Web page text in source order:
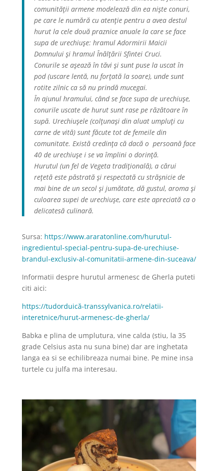
comunităţii armene modelează din ea nişte conuri,
pe care le numără cu atenţie pentru a avea destul
hurut la cele două praznice anuale la care se face
supa de urechiuşe: hramul Adormirii Maicii
Domnului şi hramul Înălţării Sfintei Cruci.
Conurile se aşează în tăvi şi sunt puse la uscat în
pod (uscare lentă, nu forţată la soare), unde sunt
rotite zilnic ca să nu prindă mucegai.
În ajunul hramului, când se face supa de urechiuşe,
conurile uscate de hurut sunt rase pe răzătoare în
supă. Urechiuşele (colţunaşi din aluat umpluţi cu
carne de vită) sunt făcute tot de femeile din
comunitate. Există credinţa că dacă o persoană face
40 de urechiuşe i se va împlini o dorinţă.
Hurutul (un fel de Vegeta tradiţională), a cărui
reţetă este păstrată şi respectată cu străşnicie de
mai bine de un secol şi jumătate, dă gustul, aroma şi
culoarea supei de urechiuşe, care este apreciată ca o
delicatesă culinară.
Sursa: https://www.araratonline.com/hurutul-
ingredientul-special-pentru-supa-de-urechiuse-
brandul-exclusiv-al-comunitatii-armene-din-suceava/
Informatii despre hurutul armenesc de Gherla puteti
citi aici:
https://tudorduică-transsylvanica.ro/relatii-
interetnice/hurut-armenesc-de-gherla/
Babka e plina de umplutura, vine calda (stiu, la 35
grade Celsius asta nu suna bine) dar are inghetata
langa ea si se echilibreaza numai bine. Pe mine insa
turtele cu julfa ma interesau.